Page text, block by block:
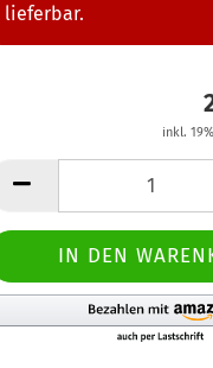
lieferbar.
inkl.